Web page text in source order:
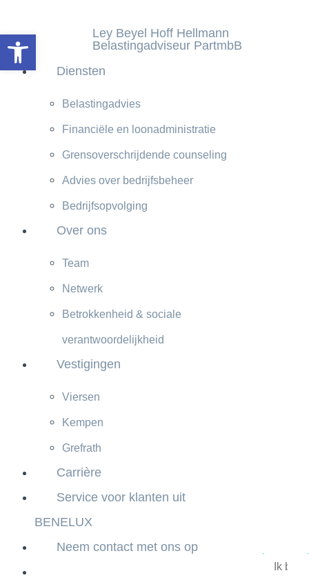
Ley Beyel Hoff Hellmann
Belastingadviseur PartmbB
Diensten
Belastingadvies
Financiële en loonadministratie
Grensoverschrijdende counseling
Advies over bedrijfsbeheer
Bedrijfsopvolging
Over ons
Team
Netwerk
Betrokkenheid & sociale
verantwoordelijkheid
Vestigingen
Viersen
Kempen
Grefrath
Carrière
Service voor klanten uit
BENELUX
Neem contact met ons op
Toolbar openen